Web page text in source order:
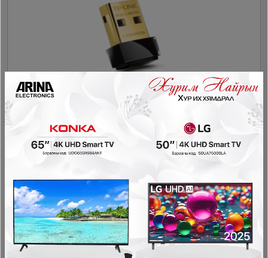
TP-Link WN725N 150Mbps Wireless Nano USB Adapter
21,900₮
- 15,000₮